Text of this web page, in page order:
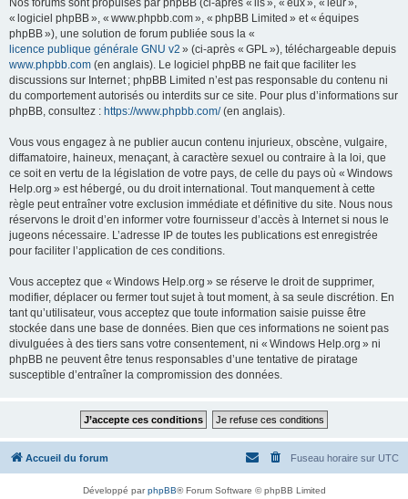
Nos forums sont propulsés par phpBB (ci-après « ils », « eux », « leur »,
« logiciel phpBB », « www.phpbb.com », « phpBB Limited » et « équipes
phpBB »), une solution de forum publiée sous la «
licence publique générale GNU v2 » (ci-après « GPL »), téléchargeable depuis
www.phpbb.com (en anglais). Le logiciel phpBB ne fait que faciliter les
discussions sur Internet ; phpBB Limited n’est pas responsable du contenu ni
du comportement autorisés ou interdits sur ce site. Pour plus d’informations sur
phpBB, consultez : https://www.phpbb.com/(en anglais).
Vous vous engagez à ne publier aucun contenu injurieux, obscène, vulgaire,
diffamatoire, haineux, menaçant, à caractère sexuel ou contraire à la loi, que
ce soit en vertu de la législation de votre pays, de celle du pays où « Windows
Help.org » est hébergé, ou du droit international. Tout manquement à cette
règle peut entraîner votre exclusion immédiate et définitive du site. Nous nous
réservons le droit d’en informer votre fournisseur d’accès à Internet si nous le
jugeons nécessaire. L’adresse IP de toutes les publications est enregistrée
pour faciliter l’application de ces conditions.
Vous acceptez que « Windows Help.org » se réserve le droit de supprimer,
modifier, déplacer ou fermer tout sujet à tout moment, à sa seule discrétion. En
tant qu’utilisateur, vous acceptez que toute information saisie puisse être
stockée dans une base de données. Bien que ces informations ne soient pas
divulguées à des tiers sans votre consentement, ni « Windows Help.org » ni
phpBB ne peuvent être tenus responsables d’une tentative de piratage
susceptible d’entraîner la compromission des données.
Accueil du forum Fuseau horaire sur UTC
Développé parphpBB® Forum Software © phpBB Limited